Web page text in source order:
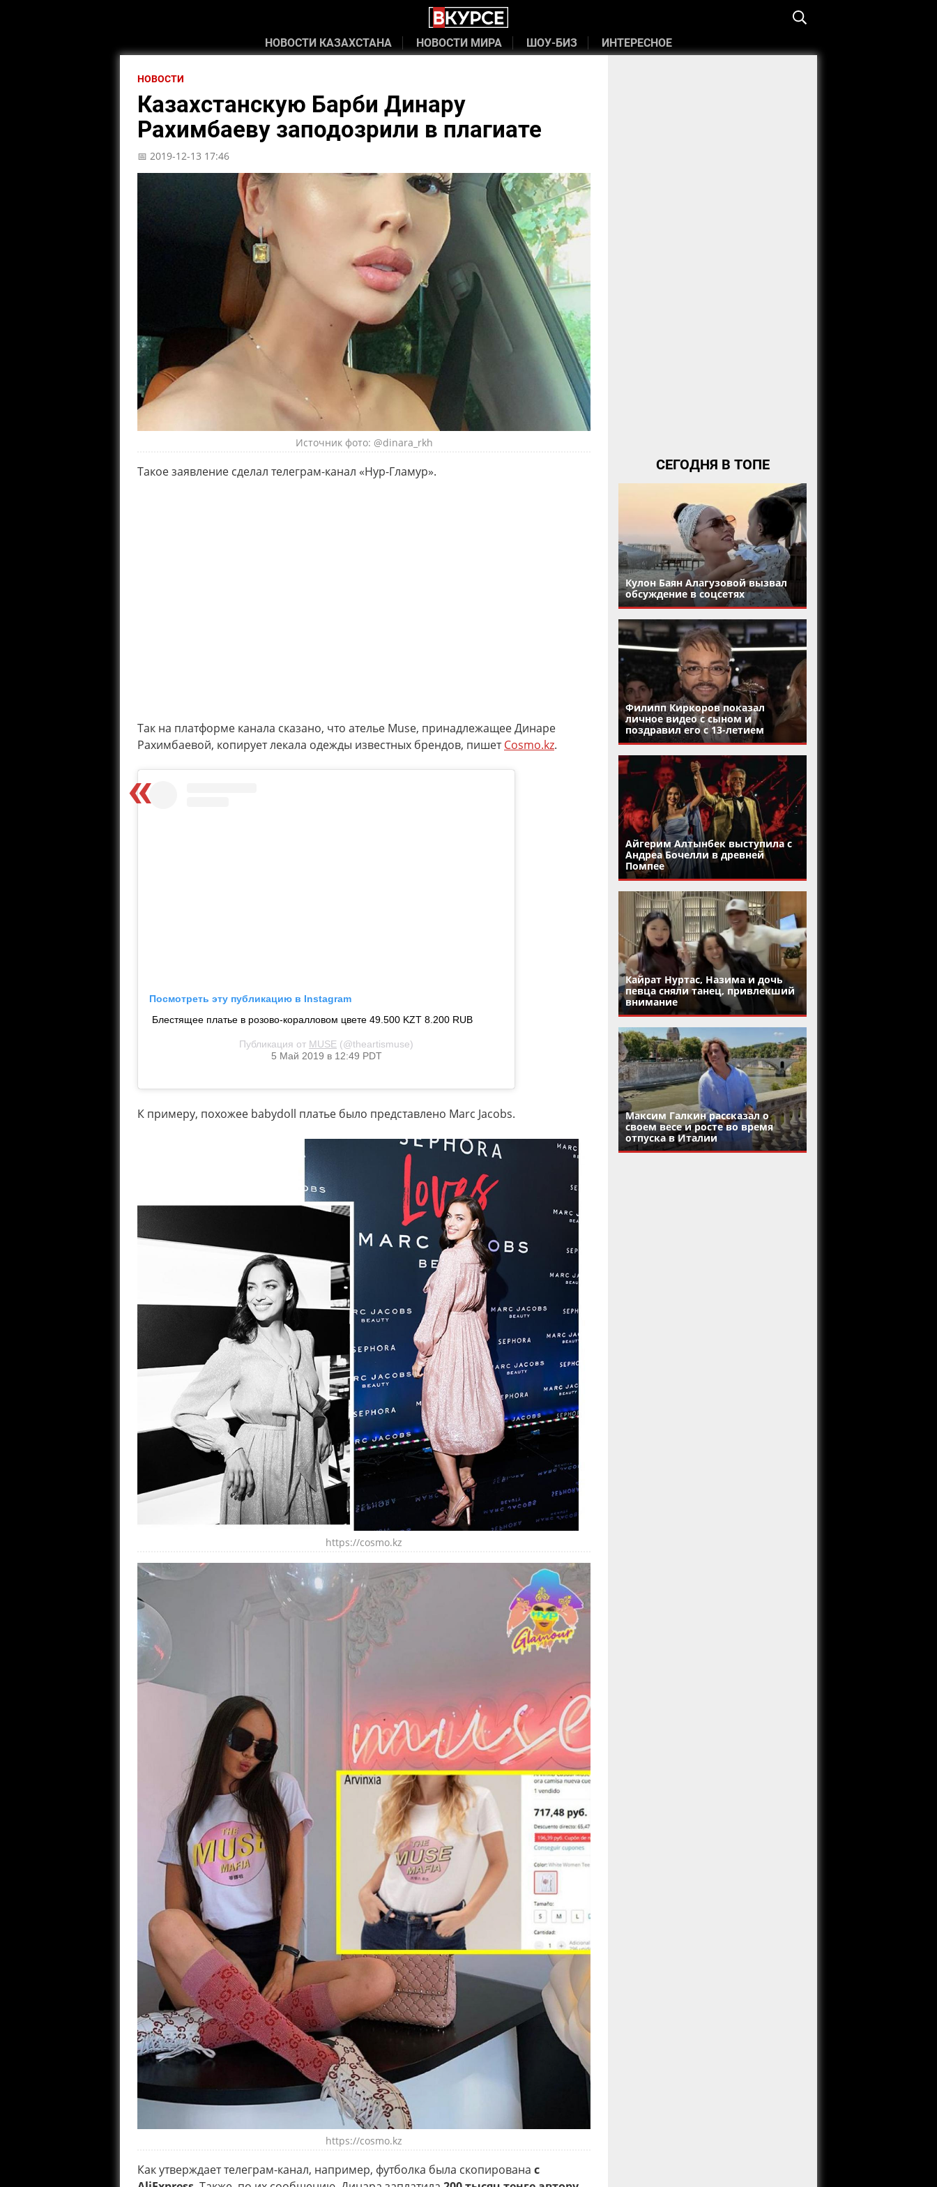
НОВОСТИ КАЗАХСТАНА НОВОСТИ МИРА ШОУ-БИЗ ИНТЕРЕСНОЕ
НОВОСТИ
Казахстанскую Барби Динару
Рахимбаеву заподозрили в плагиате
📅 2019-12-13 17:46
Источник фото: @dinara_rkh
Такое заявление сделал телеграм-канал «Нур-Гламур».
Так на платформе канала сказано, что ателье Muse, принадлежащее Динаре
Рахимбаевой, копирует лекала одежды известных брендов, пишетСosmo.kz.
Посмотреть эту публикацию в Instagram
Блестящее платье в розово-коралловом цвете 49.500 KZT 8.200 RUB
Публикация от MUSE (@theartismuse)
5 Май 2019 в 12:49 PDT
К примеру, похожее babydoll платье было представлено Marc Jacobs.
https://cosmo.kz
https://cosmo.kz
Как утверждает телеграм-канал, например, футболка была скопирована с
СЕГОДНЯ В ТОПЕ
Кулон Баян Алагузовой вызвал
обсуждение в соцсетях
Филипп Киркоров показал
личное видео с сыном и
поздравил его с 13-летием
Айгерим Алтынбек выступила с
Андреа Бочелли в древней
Помпее
Кайрат Нуртас, Назима и дочь
певца сняли танец, привлекший
внимание
Максим Галкин рассказал о
своем весе и росте во время
отпуска в Италии